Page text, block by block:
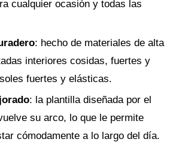
cualquier ocasión y todas las
: hecho de materiales de alta
interiores cosidas, fuertes y
fuertes y elásticas.
: la plantilla diseñada por el
su arco, lo que le permite
cómodamente a lo largo del día.